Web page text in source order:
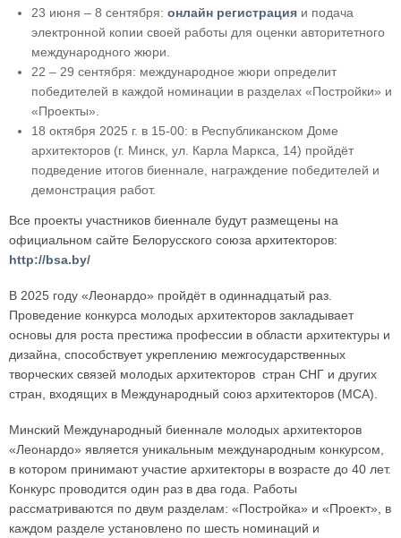
23 июня – 8 сентября: онлайн регистрация и подача
электронной копии своей работы для оценки авторитетного
международного жюри.
22 – 29 сентября: международное жюри определит
победителей в каждой номинации в разделах «Постройки» и
«Проекты».
18 октября 2025 г. в 15-00: в Республиканском Доме
архитекторов (г. Минск, ул. Карла Маркса, 14) пройдёт
подведение итогов биеннале, награждение победителей и
демонстрация работ.
Все проекты участников биеннале будут размещены на
официальном сайте Белорусского союза архитекторов:
http://bsa.by/
В 2025 году «Леонардо» пройдёт в одиннадцатый раз.
Проведение конкурса молодых архитекторов закладывает
основы для роста престижа профессии в области архитектуры и
дизайна, способствует укреплению межгосударственных
творческих связей молодых архитекторов стран СНГ и других
стран, входящих в Международный союз архитекторов (МСА).
Минский Международный биеннале молодых архитекторов
«Леонардо» является уникальным международным конкурсом,
в котором принимают участие архитекторы в возрасте до 40 лет.
Конкурс проводится один раз в два года. Работы
рассматриваются по двум разделам: «Постройка» и «Проект», в
каждом разделе установлено по шесть номинаций и